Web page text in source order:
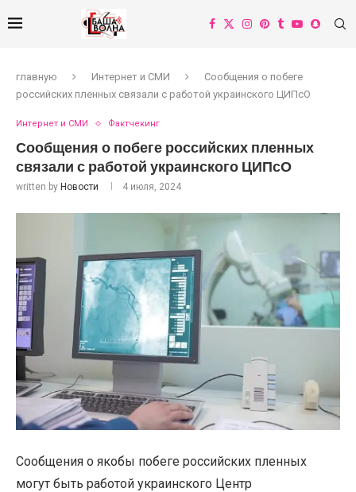
главную Интернет и СМИ
Сообщения о побеге
российских пленных связали с работой украинского ЦИПсО
Интернет и СМИ Фактчекинг
Сообщения о побеге российских пленных
связали с работой украинского ЦИПсО
written by Новости 4 июля, 2024
Сообщения о якобы побеге российских пленных
могут быть работой украинского Центр